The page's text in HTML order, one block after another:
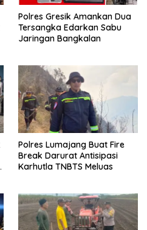
Polres Gresik Amankan Dua
Tersangka Edarkan Sabu
Jaringan Bangkalan
Polres Lumajang Buat Fire
Break Darurat Antisipasi
Karhutla TNBTS Meluas